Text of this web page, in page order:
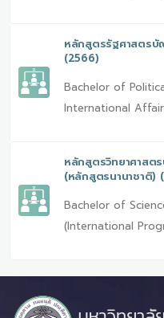
หลักสูตรรัฐศาสตรบัณ
(2566)
Bachelor of
International
หลักสูตรวิทยาศาสต
(หลักสูตรนานาชาติ)
Bachelor of
(International